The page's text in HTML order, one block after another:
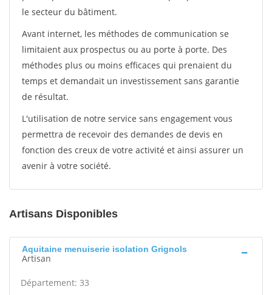
le secteur du bâtiment.
Avant internet, les méthodes de communication se
limitaient aux prospectus ou au porte à porte. Des
méthodes plus ou moins efficaces qui prenaient du
temps et demandait un investissement sans garantie
de résultat.
L'utilisation de notre service sans engagement vous
permettra de recevoir des demandes de devis en
fonction des creux de votre activité et ainsi assurer un
avenir à votre société.
Artisans Disponibles
Aquitaine menuiserie isolation Grignols
Artisan
Département: 33